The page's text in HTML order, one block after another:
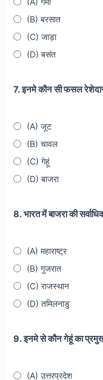
(B) बरसात
(C) जाड़ा
(D) बसंत
7. इनमे कौन सी फसल
(A) जूट
(B) चावल
(C) गेहूं
(D) बाजरा
8. भारत में बाजरा की
(A) महाराष्ट्र
(B) गुजरात
(C) राजस्थान
(D) तमिलनाडु
9. इनमे से कौन गेहूं का
(A) उत्तरप्रदेश